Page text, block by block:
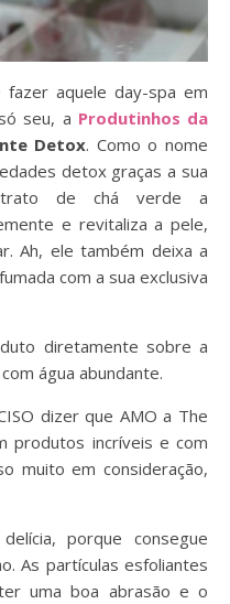
aquele day-spa em
seu, a Produtinhos da
Detox. Como o nome
detox graças a sua
de chá verde a
e revitaliza a pele,
Ah, ele também deixa a
com a sua exclusiva
diretamente sobre a
água abundante.
dizer que AMO a The
produtos incríveis e com
muito em consideração,
porque consegue
As partículas esfoliantes
uma boa abrasão e o